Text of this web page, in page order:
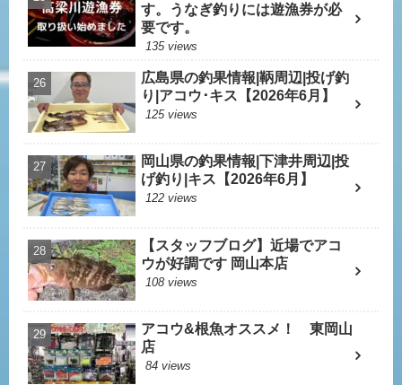
す。うなぎ釣りには遊漁券が必
要です。
135 views
広島県の釣果情報|鞆周辺|投げ釣
り|アコウ･キス【2026年6月】
125 views
岡山県の釣果情報|下津井周辺|投
げ釣り|キス【2026年6月】
122 views
【スタッフブログ】近場でアコ
ウが好調です 岡山本店
108 views
アコウ&根魚オススメ！ 東岡山
店
84 views